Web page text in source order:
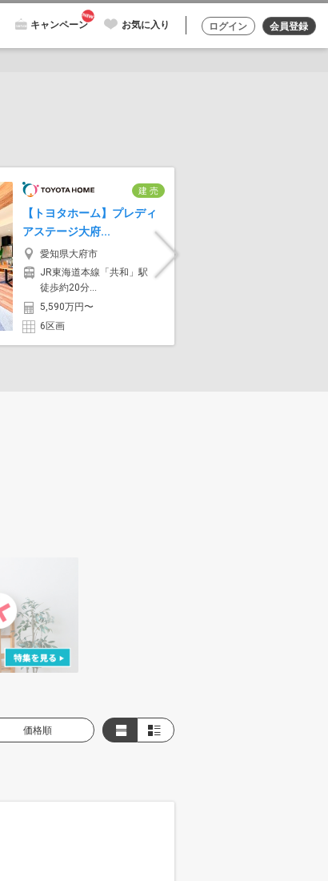
キャンペーン お気に入り ログイン 会員登録
建 売
【トヨタホーム】プレディ
アステージ大府...
愛知県大府市
JR東海道本線「共和」駅
徒歩約20分...
5,590万円〜
6区画
価格順